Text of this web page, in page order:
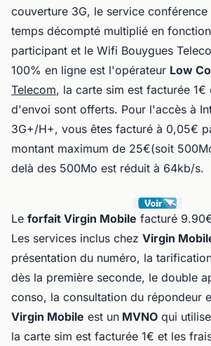
couverture 3G, le service
temps décompté multiplié en
participant et le Wifi Bouygues
100% en ligne est l'opérateur Low
Telecom, la carte sim est facturée 1€
d'envoi sont offerts. Pour l'accès à
3G+/H+, vous êtes facturé à 0,05€
montant maximum de 25€(soit
delà des 500Mo est réduit à 64kb/s.
Le forfait Virgin Mobile facturé
Les services inclus chez Virgin
présentation du numéro, la
dès la première seconde, le double
conso, la consultation du répondeur
Virgin Mobile est un MVNO qui
la carte sim est facturée 1€ et les